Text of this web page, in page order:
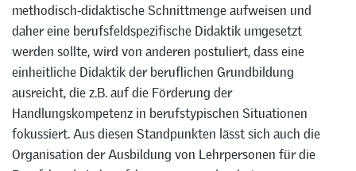
methodisch-didaktische Schnittmenge aufweisen und
daher eine berufsfeldspezifische Didaktik umgesetzt
werden sollte, wird von anderen postuliert, dass eine
einheitliche Didaktik der beruflichen Grundbildung
ausreicht, die z.B. auf die Förderung der
Handlungskompetenz in berufstypischen Situationen
fokussiert. Aus diesen Standpunkten lässt sich auch die
Organisation der Ausbildung von Lehrpersonen für die